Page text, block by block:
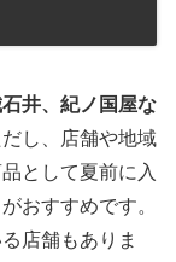
井、紀ノ国屋な
し、店舗や地域
として夏前に入
おすすめです。
店舗もありま